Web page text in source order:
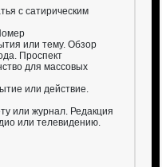
с сатирическим
или тему. Обзор
Проспект
для массовых
или действие.
или журнал. Редакция
или телевидению.